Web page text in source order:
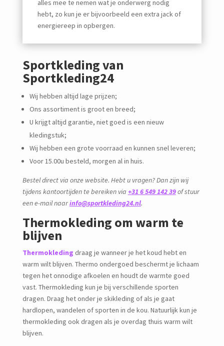
alles mee te nemen wat je onderwerg nodig
hebt, zo kun je er bijvoorbeeld een extra jack of
energiereep in opbergen.
Sportkleding van
Sportkleding24
Wij hebben altijd lage prijzen;
Ons assortiment is groot en breed;
U krijgt altijd garantie, niet goed is een nieuw
kledingstuk;
Wij hebben een grote voorraad en kunnen snel leveren;
Voor 15.00u besteld, morgen al in huis.
Bestel direct via onze website. Hebt u vragen? Dan zijn wij
tijdens kantoortijden te bereiken via +31 6 549 142 39of stuur
een e-mail naarinfo@sportkleding24.nl.
Thermokleding om warm te
blijven
Thermokleding draag je wanneer je het koud hebt en
warm wilt blijven. Thermo ondergoed beschermt je lichaam
tegen het onnodige afkoelen en houdt de warmte goed
vast. Thermokleding kun je bij verschillende sporten
dragen. Draag het onder je skikleding of als je gaat
hardlopen, wandelen of sporten in de kou. Natuurlijk kun je
thermokleding ook dragen als je overdag thuis warm wilt
blijven.